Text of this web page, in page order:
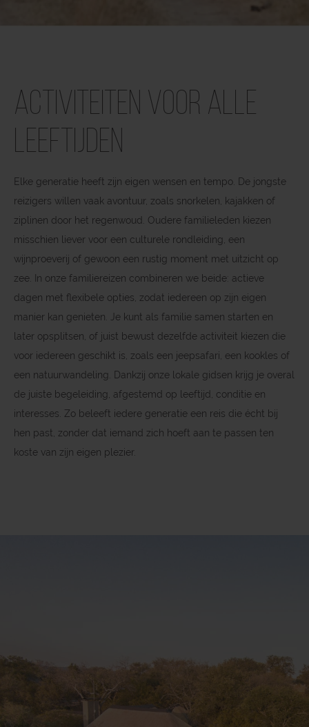
Activiteiten voor alle
leeftijden
Elke generatie heeft zijn eigen wensen en tempo. De jongste
reizigers willen vaak avontuur, zoals snorkelen, kajakken of
ziplinen door het regenwoud. Oudere familieleden kiezen
misschien liever voor een culturele rondleiding, een
wijnproeverij of gewoon een rustig moment met uitzicht op
zee. In onze familiereizen combineren we beide: actieve
dagen met flexibele opties, zodat iedereen op zijn eigen
manier kan genieten. Je kunt als familie samen starten en
later opsplitsen, of juist bewust dezelfde activiteit kiezen die
voor iedereen geschikt is, zoals een jeepsafari, een kookles of
een natuurwandeling. Dankzij onze lokale gidsen krijg je overal
de juiste begeleiding, afgestemd op leeftijd, conditie en
interesses. Zo beleeft iedere generatie een reis die écht bij
hen past, zonder dat iemand zich hoeft aan te passen ten
koste van zijn eigen plezier.